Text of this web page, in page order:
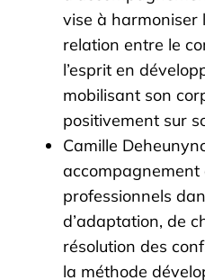
vise à harmoniser
relation entre le
l’esprit en
mobilisant son
positivement sur
Camille
professionnels
d’adaptation, de
résolution des
la méthode